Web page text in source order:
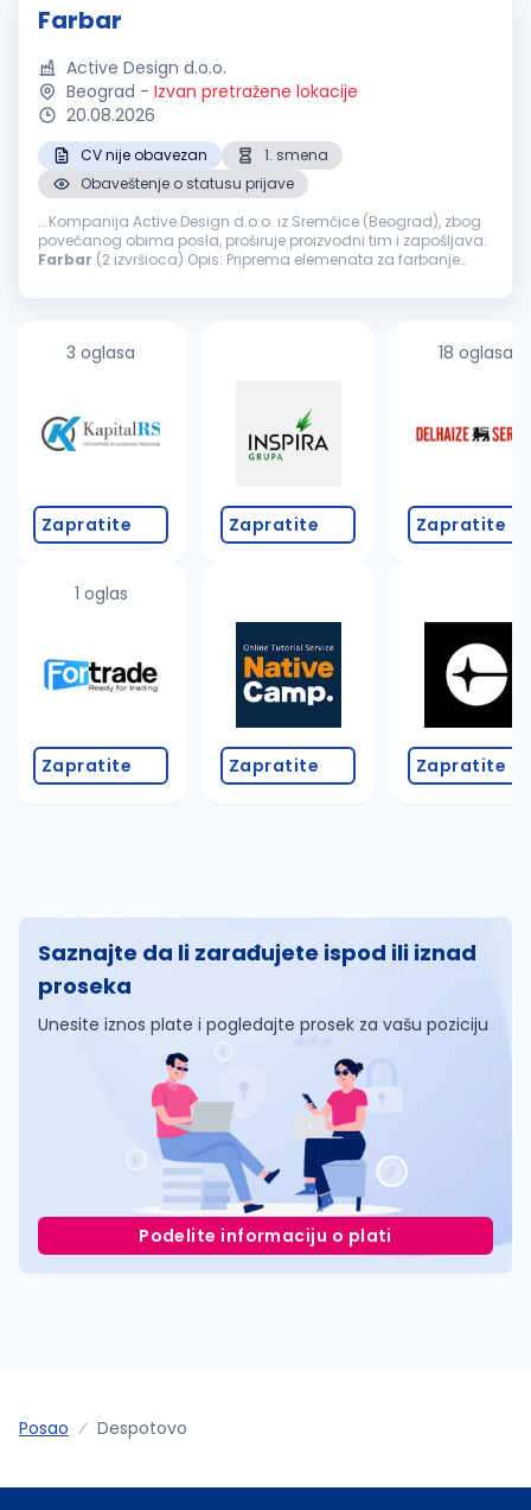
Farbar
Active Design d.o.o.
Beograd - Izvan pretražene lokacije
20.08.2026
CV nije obavezan
1. smena
Obaveštenje o statusu prijave
...Kompanija Active Design d.o.o. iz Sremčice (Beograd), zbog
povećanog obima posla, proširuje proizvodni tim i zapošljava:
Farbar (2 izvršioca) Opis: Priprema elemenata za farbanje
Nudimo...
3 oglasa
Zapratite
1 oglas
Zapratite
Zapratite
Zapratite
18 oglasa
Zapratite
Zapratite
Saznajte da li zarađujete ispod ili iznad
proseka
Unesite iznos plate i pogledajte prosek za vašu poziciju
Podelite informaciju o plati
Posao Despotovo